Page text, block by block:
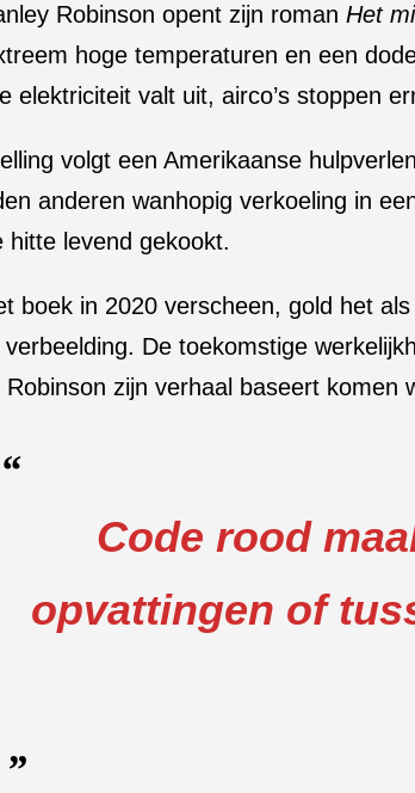
Robinson opent zijn roman Het
hoge temperaturen en een
elektriciteit valt uit, airco’s stoppen
volgt een Amerikaanse
anderen wanhopig verkoeling in
hitte levend gekookt.
boek in 2020 verscheen, gold het
De toekomstige
Robinson zijn verhaal baseert komen
Code rood
opvattingen of